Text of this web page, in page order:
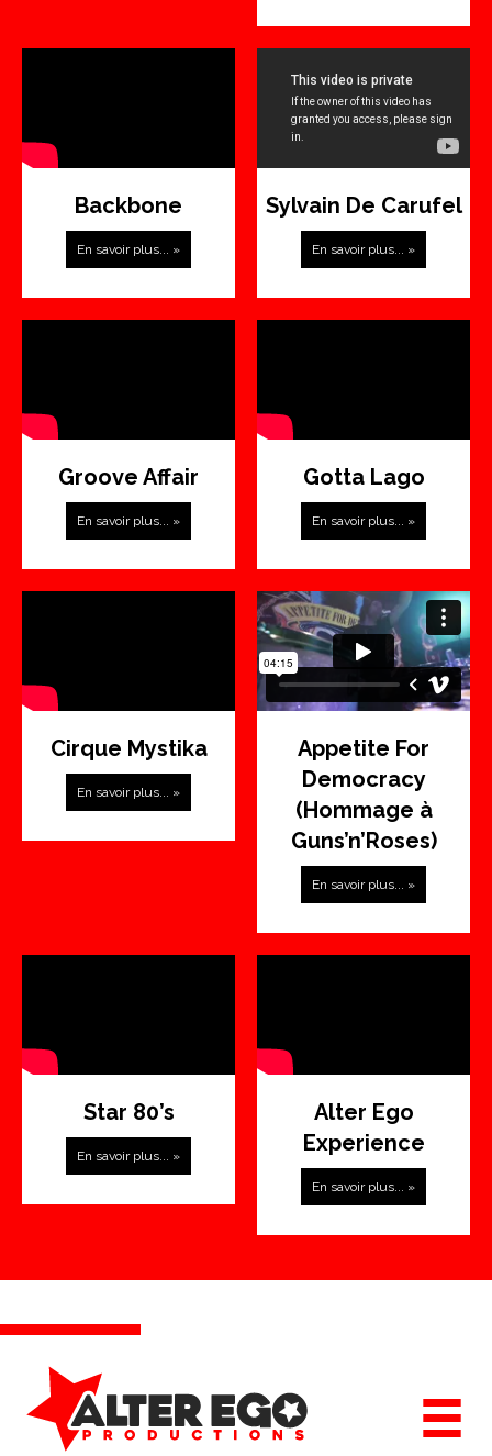
Backbone
En savoir plus... »
Sylvain De Carufel
En savoir plus... »
Groove Affair
En savoir plus... »
Gotta Lago
En savoir plus... »
Cirque Mystika
En savoir plus... »
Appetite For
Democracy
(Hommage à
Guns’n’Roses)
En savoir plus... »
Star 80’s
En savoir plus... »
Alter Ego
Experience
En savoir plus... »